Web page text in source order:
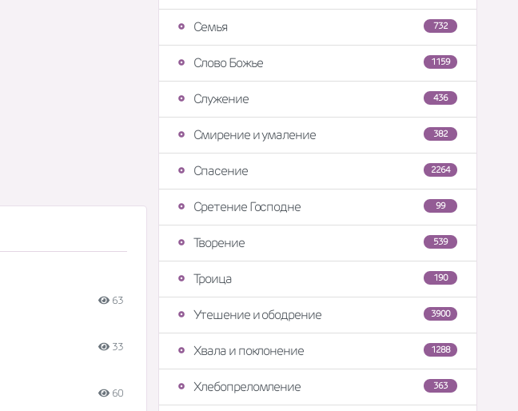
63
33
60
732
Семья
1159
Слово Божье
436
Служение
382
Смирение и умаление
2264
Спасение
99
Сретение Господне
539
Творение
190
Троица
3900
Утешение и ободрение
1288
Хвала и поклонение
363
Хлебопреломление